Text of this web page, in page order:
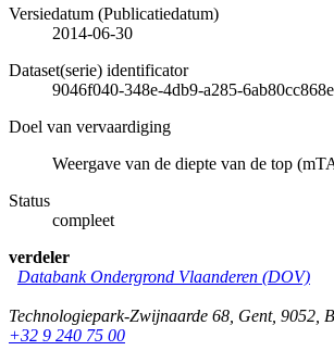
Versiedatum (Publicatiedatum)
2014-06-30
Dataset(serie) identificator
9046f040-348e-4db9-a285-
Doel van vervaardiging
Weergave van de diepte van de top
Status
compleet
verdeler
Databank Ondergrond Vlaanderen (DOV)
Technologiepark-Zwijnaarde 68 Gent, 9052
+32 9 240 75 00